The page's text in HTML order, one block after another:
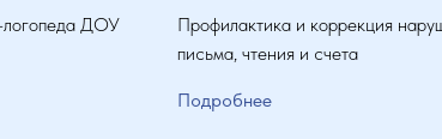
логопеда ДОУ
Профилактика и коррекция
письма, чтения и счета
Подробнее